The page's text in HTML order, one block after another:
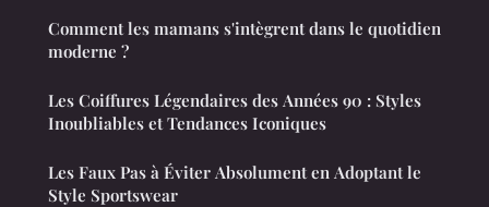
Comment les mamans s'intègrent dans le quotidien
moderne ?
Les Coiffures Légendaires des Années 90 : Styles
Inoubliables et Tendances Iconiques
Les Faux Pas à Éviter Absolument en Adoptant le
Style Sportswear